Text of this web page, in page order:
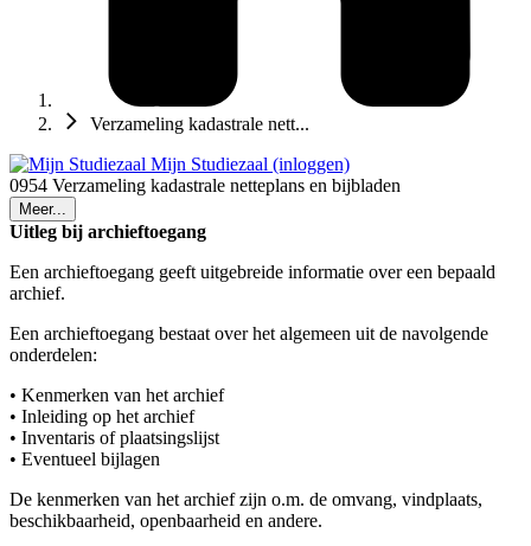
Verzameling kadastrale nett...
Mijn Studiezaal (inloggen)
0954 Verzameling kadastrale netteplans en bijbladen
Meer...
Uitleg bij archieftoegang
Een archieftoegang geeft uitgebreide informatie over een bepaald
archief.
Een archieftoegang bestaat over het algemeen uit de navolgende
onderdelen:
• Kenmerken van het archief
• Inleiding op het archief
• Inventaris of plaatsingslijst
• Eventueel bijlagen
De kenmerken van het archief zijn o.m. de omvang, vindplaats,
beschikbaarheid, openbaarheid en andere.